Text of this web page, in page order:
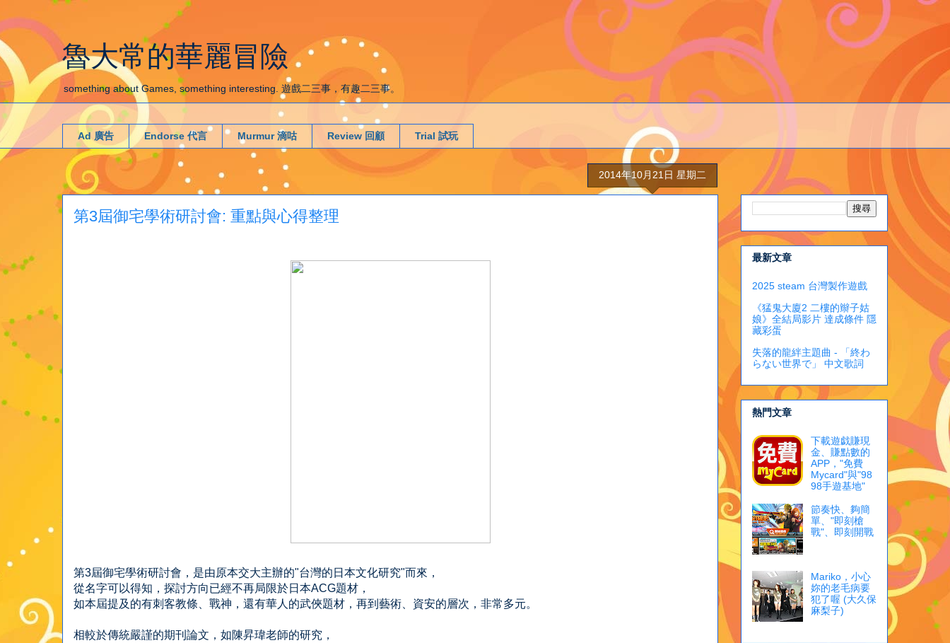
魯大常的華麗冒險
something about Games, something interesting. 遊戲二三事，有趣二三事。
Ad 廣告 Endorse 代言 Murmur 滴咕 Review 回顧 Trial 試玩
2014年10月21日 星期二
第3屆御宅學術研討會: 重點與心得整理
第3屆御宅學術研討會，是由原本交大主辦的"台灣的日本文化研究"而來，
從名字可以得知，探討方向已經不再局限於日本ACG題材，
如本屆提及的有刺客教條、戰神，還有華人的武俠題材，再到藝術、資安的層次，非常多元。
相較於傳統嚴謹的期刊論文，如陳昇瑋老師的研究，
最新文章
2025 steam 台灣製作遊戲
《猛鬼大廈2 二樓的辮子姑
娘》全結局影片 達成條件 隱
藏彩蛋
失落的龍絆主題曲 - 「終わ
らない世界で」 中文歌詞
熱門文章
下載遊戯賺現
金、賺點數的
APP，"免費
Mycard"與"98
98手遊基地"
節奏快、夠簡
單、"即刻槍
戰"、即刻開戰
Mariko，小心
妳的老毛病要
犯了喔 (大久保
麻梨子)